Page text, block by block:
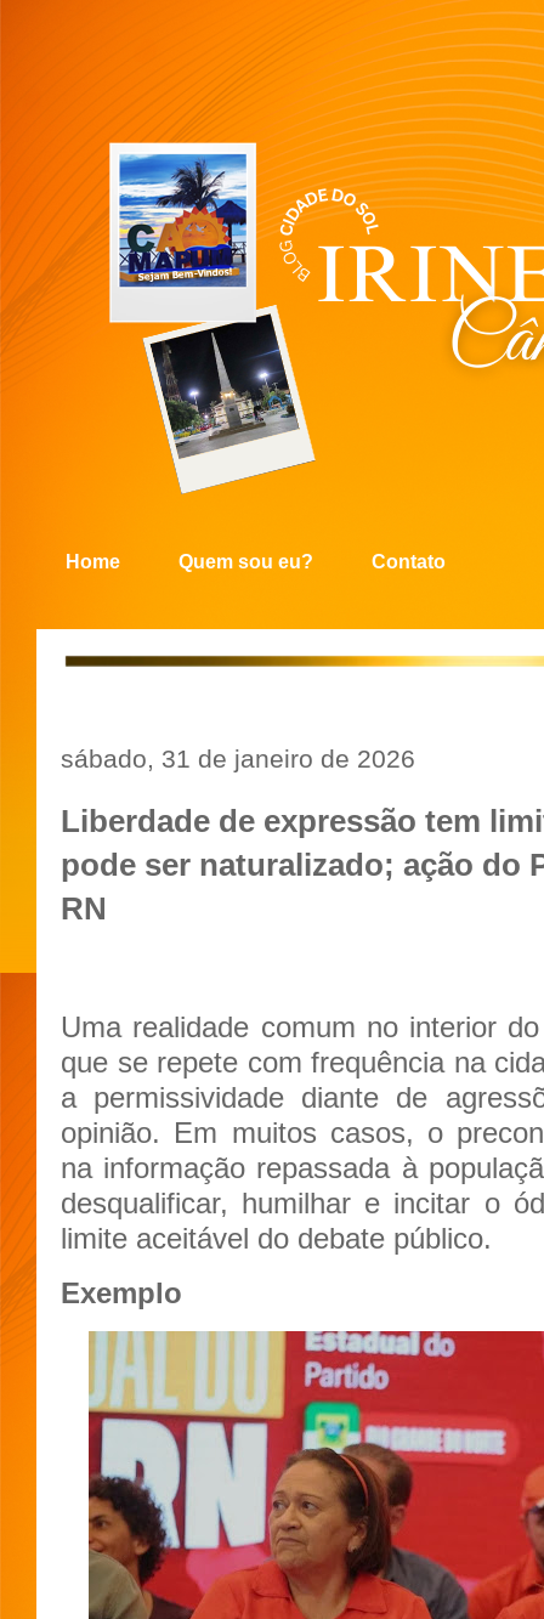
Home Quem sou eu? Contato
sábado, 31 de janeiro de 2026
Liberdade de expressão tem
pode ser naturalizado; ação do
RN
Uma realidade comum no interior
que se repete com frequência na
a permissividade diante de
opinião. Em muitos casos, o
na informação repassada à
desqualificar, humilhar e incitar o
limite aceitável do debate público.
Exemplo